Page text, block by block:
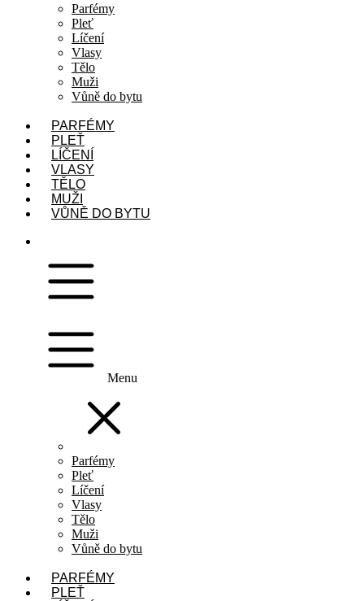
Parfémy
Pleť
Líčení
Vlasy
Tělo
Muži
Vůně do bytu
PARFÉMY
PLEŤ
LÍČENÍ
VLASY
TĚLO
MUŽI
VŮNĚ DO BYTU
Menu
Parfémy
Pleť
Líčení
Vlasy
Tělo
Muži
Vůně do bytu
PARFÉMY
PLEŤ